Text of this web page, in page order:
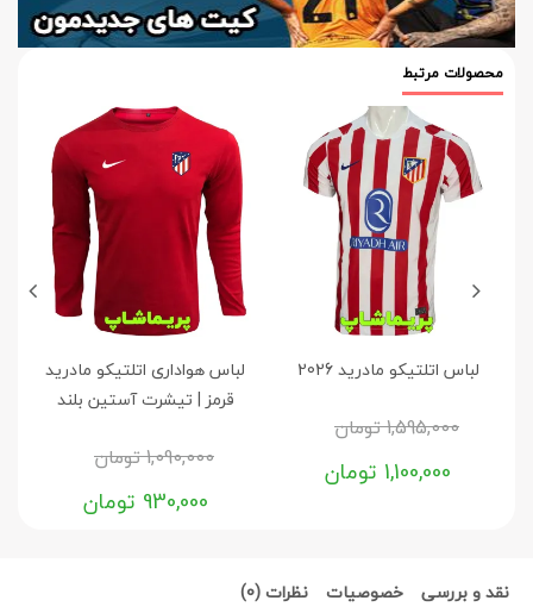
محصولات مرتبط
لباس اتلتیکو مادرید 2026
1,595,000تومان
1,100,000 تومان
لباس هواداری اتلتیکو مادرید
قرمز | تیشرت آستین بلند
1,090,000تومان
930,000 تومان
نقد و بررسی خصوصیات نظرات (0)